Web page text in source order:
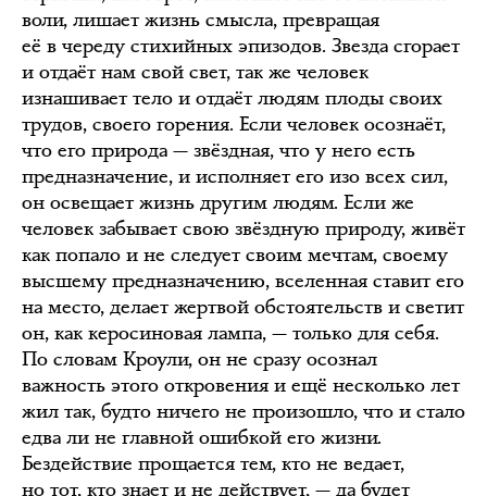
воли, лишает жизнь смысла, превращая
её в череду стихийных эпизодов. Звезда сгорает
и отдаёт нам свой свет, так же человек
изнашивает тело и отдаёт людям плоды своих
трудов, своего горения. Если человек осознаёт,
что его природа — звёздная, что у него есть
предназначение, и исполняет его изо всех сил,
он освещает жизнь другим людям. Если же
человек забывает свою звёздную природу, живёт
как попало и не следует своим мечтам, своему
высшему предназначению, вселенная ставит его
на место, делает жертвой обстоятельств и светит
он, как керосиновая лампа, — только для себя.
По словам Кроули, он не сразу осознал
важность этого откровения и ещё несколько лет
жил так, будто ничего не произошло, что и стало
едва ли не главной ошибкой его жизни.
Бездействие прощается тем, кто не ведает,
но тот, кто знает и не действует, — да будет